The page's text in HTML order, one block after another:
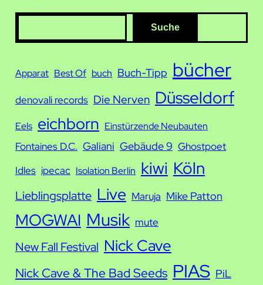
S
u
h
e
Suche
Apparat Best Of buch Buch-Tipp bücher
denovali records Die Nerven Düsseldorf
Eels eichborn Einstürzende Neubauten
Fontaines D.C. Galiani Gebäude 9 Ghostpoet
Idles ipecac Isolation Berlin kiwi Köln
Lieblingsplatte Live Maruja Mike Patton
MOGWAI Musik mute
New Fall Festival Nick Cave
Nick Cave & The Bad Seeds PIAS PiL